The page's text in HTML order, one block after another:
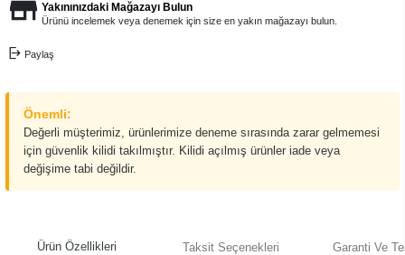
Yakınınızdaki Mağazayı Bulun
Ürünü incelemek veya denemek için size en yakın mağazayı bulun.
Paylaş
Önemli:
Değerli müşterimiz, ürünlerimize deneme sırasında zarar gelmemesi
için güvenlik kilidi takılmıştır. Kilidi açılmış ürünler iade veya
değişime tabi değildir.
Ürün Özellikleri Taksit Seçenekleri Garanti Ve